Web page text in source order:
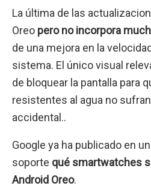
La última de las
Oreo pero no incorpora
de una mejora en la
sistema. El único visual
de bloquear la pantalla para
resistentes al agua no
accidental..
Google ya ha publicado en
soporte qué smartwatches
Android Oreo.